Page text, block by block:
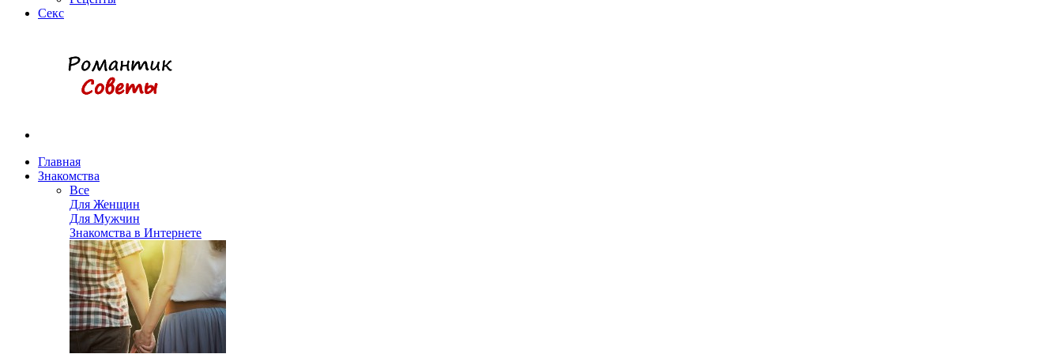
Секс
Главная
Знакомства
Все
Для Женщин
Для Мужчин
Знакомства в Интернете